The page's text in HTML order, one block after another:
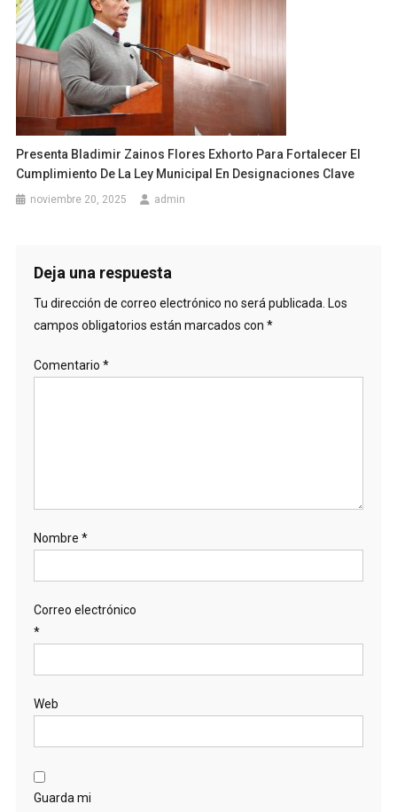
Presenta Bladimir Zainos Flores Exhorto Para Fortalecer El
Cumplimiento De La Ley Municipal En Designaciones Clave
noviembre 20, 2025 admin
Deja una respuesta
Tu dirección de correo electrónico no será publicada. Los
campos obligatorios están marcados con *
Comentario *
Nombre *
Correo electrónico
*
Web
Guarda mi